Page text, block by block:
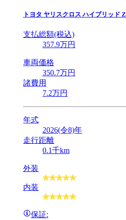
トヨタ ヤリスクロス ハイブリッド Z
支払総額(税込)
357.9万円
車両価格
350.7万円
諸費用
7.2万円
年式
2026(令8)年
走行距離
0.1千km
外装
内装
保証: